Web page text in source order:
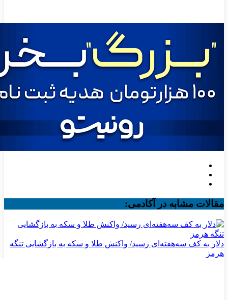
مقالات مشابه در آکادمی:
دلار به کف سه‌هفته‌ای رسید/ واکنش طلا و سکه به بازگشایی تنگه
هرمز